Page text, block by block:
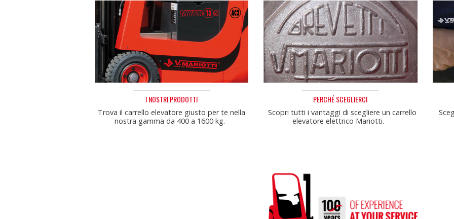
I NOSTRI PRODOTTI
Trova il carrello elevatore giusto per te nella
nostra gamma da 400 a 1600 kg.
PERCHÉ SCEGLIERCI
Scopri tutti i vantaggi di scegliere un carrello
elevatore elettrico Mariotti.